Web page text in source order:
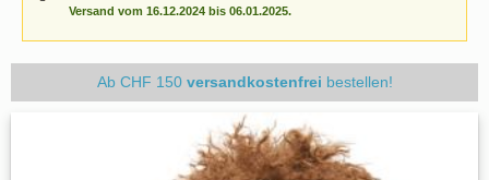
Versand vom 16.12.2024 bis 06.01.2025.
Ab CHF 150 versandkostenfrei bestellen!